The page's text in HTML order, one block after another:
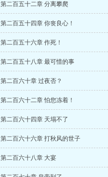
第二百五十二章 分离攀爬
第二百五十四章 你丧良心！
第二百五十六章 作死！
第二百五十八章 最可惜的事
第二百六十章 过夜否？
第二百六十二章 怕您冻着！
第二百六十四章 天塌不了
第二百六十六章 打秋风的世子
第二百六十八章 大宴